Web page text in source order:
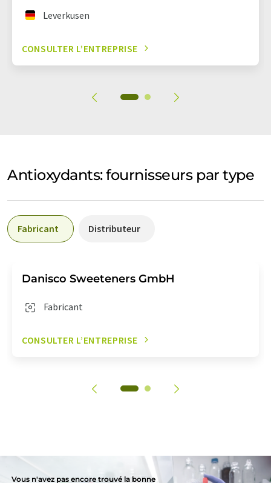
Leverkusen
CONSULTER L’ENTREPRISE
Antioxydants: fournisseurs par type
Fabricant Distributeur
Danisco Sweeteners GmbH
Fabricant
CONSULTER L’ENTREPRISE
Vous n'avez pas encore trouvé la bonne